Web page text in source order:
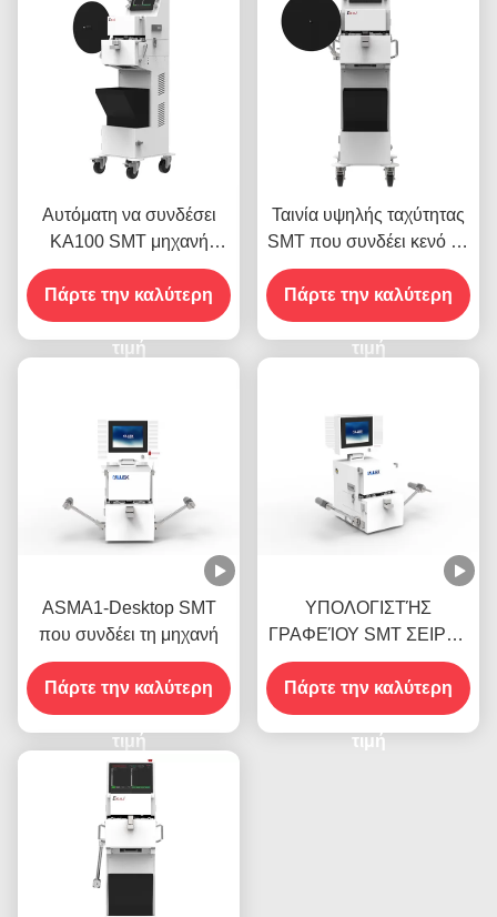
Αυτόματη να συνδέσει
KA100 SMT μηχανή
υψηλό FPY για τις ταινίες
μεταφορέων 8mm
Πάρτε την καλύτερη
τιμή
Ταινία υψηλής ταχύτητας
SMT που συνδέει κενό να
συνδέσει μηχανών 48V
μη
Πάρτε την καλύτερη
τιμή
ASMA1-Desktop SMT
που συνδέει τη μηχανή
Πάρτε την καλύτερη
τιμή
ΥΠΟΛΟΓΙΣΤΉΣ
ΓΡΑΦΕΊΟΥ SMT ΣΕΙΡΑΣ
ASMA1 ΤΟΥ ΑΡΗ ΠΟΥ
ΣΥΝΔΈΕΙ ΤΗ ΜΗΧΑΝΉ
Πάρτε την καλύτερη
τιμή